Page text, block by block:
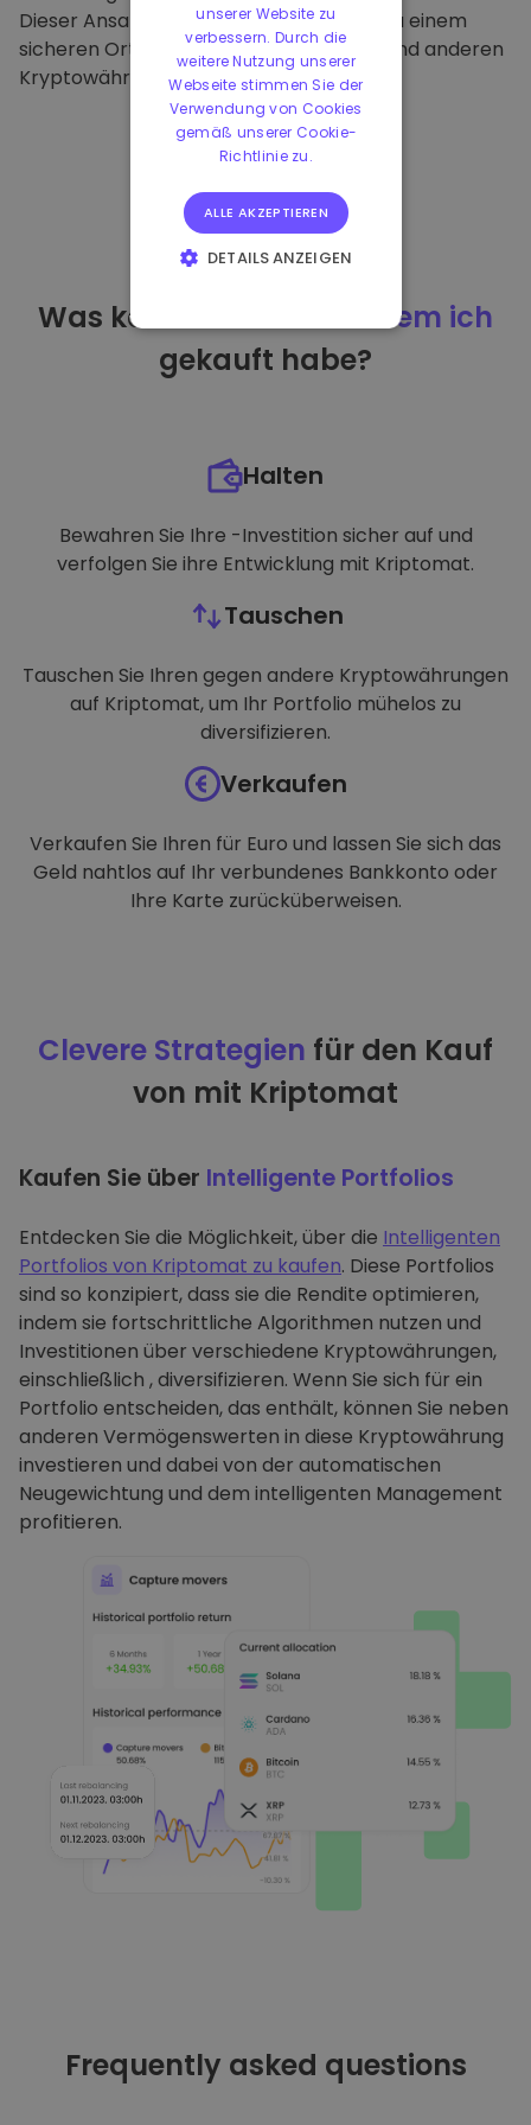
Dieser Ansatz macht unsere Plattform zu einem
sicheren Ort für die Aufbewahrung von und anderen
Kryptowährungen.
Was kann ich tun
nachdem ich
gekauft habe?
Halten
Bewahren Sie Ihre -Investition sicher auf und
verfolgen Sie ihre Entwicklung mit Kriptomat.
Tauschen
Tauschen Sie Ihren gegen andere Kryptowährungen
auf Kriptomat, um Ihr Portfolio mühelos zu
diversifizieren.
Verkaufen
Verkaufen Sie Ihren für Euro und lassen Sie sich das
Geld nahtlos auf Ihr verbundenes Bankkonto oder
Ihre Karte zurücküberweisen.
Clevere Strategien für den Kauf
von mit Kriptomat
Kaufen Sie über Intelligente Portfolios
Entdecken Sie die Möglichkeit, über die Intelligenten
Portfolios von Kriptomat zu kaufen. Diese Portfolios
sind so konzipiert, dass sie die Rendite optimieren,
indem sie fortschrittliche Algorithmen nutzen und
Investitionen über verschiedene Kryptowährungen,
einschließlich , diversifizieren. Wenn Sie sich für ein
Portfolio entscheiden, das enthält, können Sie neben
anderen Vermögenswerten in diese Kryptowährung
investieren und dabei von der automatischen
Neugewichtung und dem intelligenten Management
profitieren.
Frequently asked questions
unserer Website zu
verbessern. Durch die
weitere Nutzung unserer
Webseite stimmen Sie der
Verwendung von Cookies
gemäß unserer Cookie-
Richtlinie zu.
ALLE AKZEPTIEREN
DETAILS ANZEIGEN
PERFORMANCE